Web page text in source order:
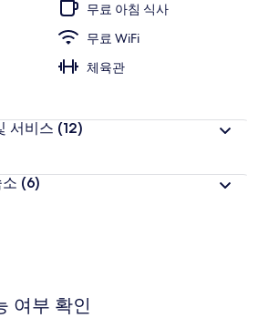
무료 아침 식사
무료 WiFi
체육관
서비스 (12)
(6)
여부 확인